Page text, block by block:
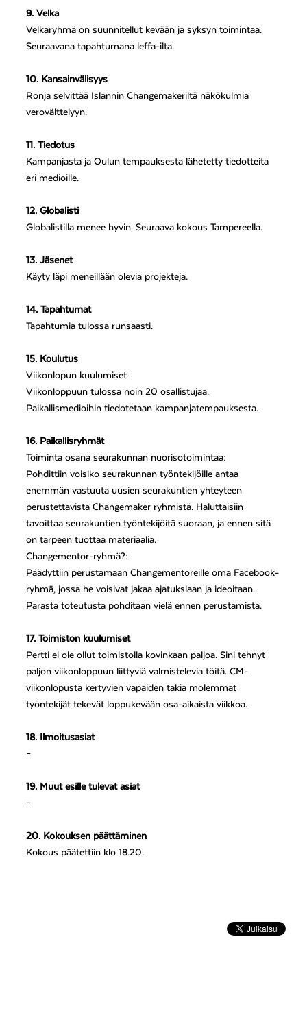
9. Velka
Velkaryhmä on suunnitellut kevään ja syksyn toimintaa.
Seuraavana tapahtumana leffa-ilta.
10. Kansainvälisyys
Ronja selvittää Islannin Changemakeriltä näkökulmia
verovälttelyyn.
11. Tiedotus
Kampanjasta ja Oulun tempauksesta lähetetty tiedotteita
eri medioille.
12. Globalisti
Globalistilla menee hyvin. Seuraava kokous Tampereella.
13. Jäsenet
Käyty läpi meneillään olevia projekteja.
14. Tapahtumat
Tapahtumia tulossa runsaasti.
15. Koulutus
Viikonlopun kuulumiset
Viikonloppuun tulossa noin 20 osallistujaa.
Paikallismedioihin tiedotetaan kampanjatempauksesta.
16. Paikallisryhmät
Toiminta osana seurakunnan nuorisotoimintaa:
Pohdittiin voisiko seurakunnan työntekijöille antaa
enemmän vastuuta uusien seurakuntien yhteyteen
perustettavista Changemaker ryhmistä. Haluttaisiin
tavoittaa seurakuntien työntekijöitä suoraan, ja ennen sitä
on tarpeen tuottaa materiaalia.
Changementor-ryhmä?:
Päädyttiin perustamaan Changementoreille oma Facebook-
ryhmä, jossa he voisivat jakaa ajatuksiaan ja ideoitaan.
Parasta toteutusta pohditaan vielä ennen perustamista.
17. Toimiston kuulumiset
Pertti ei ole ollut toimistolla kovinkaan paljoa. Sini tehnyt
paljon viikonloppuun liittyviä valmistelevia töitä. CM-
viikonlopusta kertyvien vapaiden takia molemmat
työntekijät tekevät loppukevään osa-aikaista viikkoa.
18. Ilmoitusasiat
–
19. Muut esille tulevat asiat
–
20. Kokouksen päättäminen
Kokous päätettiin klo 18.20.